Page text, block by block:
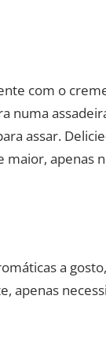
com o
numa
assar.
apenas
a
apenas